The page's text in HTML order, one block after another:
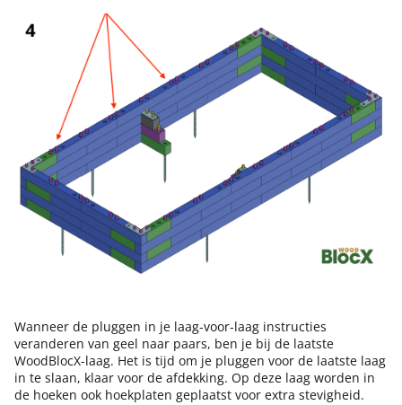
Wanneer de pluggen in je laag-voor-laag instructies
veranderen van geel naar paars, ben je bij de laatste
WoodBlocX-laag. Het is tijd om je pluggen voor de laatste laag
in te slaan, klaar voor de afdekking. Op deze laag worden in
de hoeken ook hoekplaten geplaatst voor extra stevigheid.